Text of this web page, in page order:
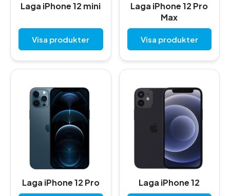
Laga iPhone 12 mini
Visa produkter
Laga iPhone 12 Pro
Max
Visa produkter
Laga iPhone 12 Pro Laga iPhone 12